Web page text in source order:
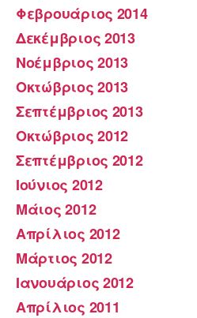
Φεβρουάριος 2014
Δεκέμβριος 2013
Νοέμβριος 2013
Οκτώβριος 2013
Σεπτέμβριος 2013
Οκτώβριος 2012
Σεπτέμβριος 2012
Ιούνιος 2012
Μάιος 2012
Απρίλιος 2012
Μάρτιος 2012
Ιανουάριος 2012
Απρίλιος 2011